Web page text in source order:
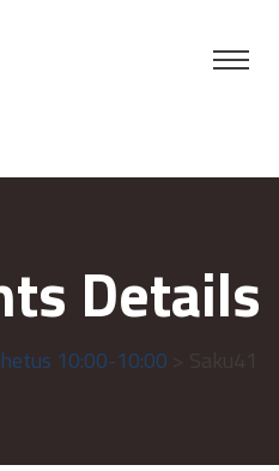
Details
10:00-10:00